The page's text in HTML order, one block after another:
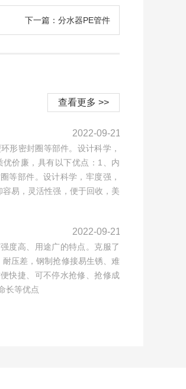
下一篇：分水器PE管件
查看更多 >>
2022-09-21
形密封圈等部件。设计科学，
价廉，具有以下优点：1、内
等部件。设计科学，牢度强，
易，灵活性强，便于回收，美
2022-09-21
度高、用途广的特点。克服了
压差，钢制抢修接易生锈、难
快捷、可不停水抢修、抢修成
长等优点